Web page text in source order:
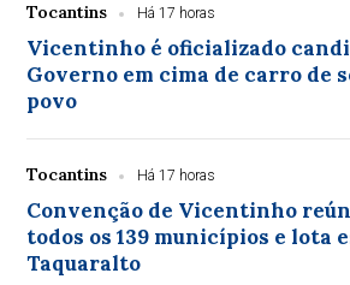
Tocantins Há 17 horas
Vicentinho é oficializado
Governo em cima de carro de
povo
Tocantins Há 17 horas
Convenção de Vicentinho
todos os 139 municípios e lota
Taquaralto